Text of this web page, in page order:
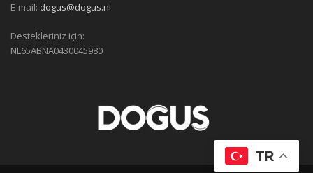
E-mail: dogus@dogus.nl
Destekleriniz için:
NL65ABNA0430045980
TR